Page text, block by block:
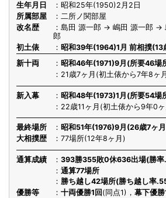
生年月日
昭和25年(1950)2月2日
所属部屋
二所ノ関部屋
改名歴
島田 源一郎 → 嶋田 源一郎 →
郎
初土俵
昭和39年(1964)1月 前相撲(13
新十両
昭和46年(1971)9月(所要46場
21歳7ヶ月(初土俵から7年8ヶ
新入幕
昭和48年(1973)1月(所要54場
22歳11ヶ月(初土俵から9年0
最終場所
昭和51年(1976)9月(26歳7ヶ
大相撲歴
77場所(12年8ヶ月)
通算成績
393勝355敗0休636出場(勝
通算77場所
勝ち越し42場所(勝ち越し率
優勝等
十両優勝1回 (同点1)， 幕下優勝